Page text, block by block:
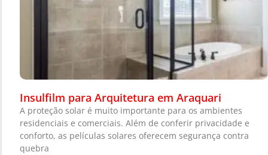
Insulfilm para Arquitetura em Araquari
A proteção solar é muito importante para os ambientes
residenciais e comerciais. Além de conferir privacidade e
conforto, as películas solares oferecem segurança contra
quebra